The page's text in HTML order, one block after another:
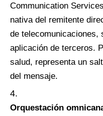
Communication
nativa del remitente
de telecomunicaciones,
aplicación de terceros.
salud, representa un
del mensaje.
Orquestación